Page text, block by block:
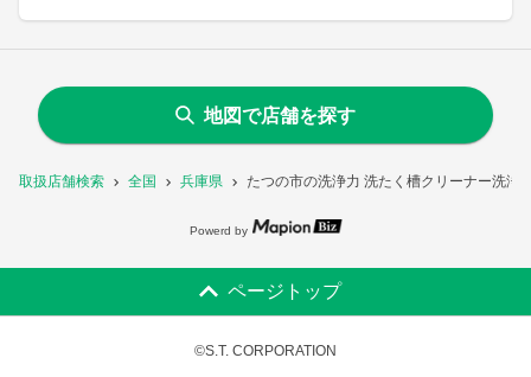
取扱店舗検索 全国 兵庫県 たつの市の洗浄力 洗たく槽クリーナー洗浄
地図で店舗を探す
Powerd by
ページトップ
©S.T. CORPORATION